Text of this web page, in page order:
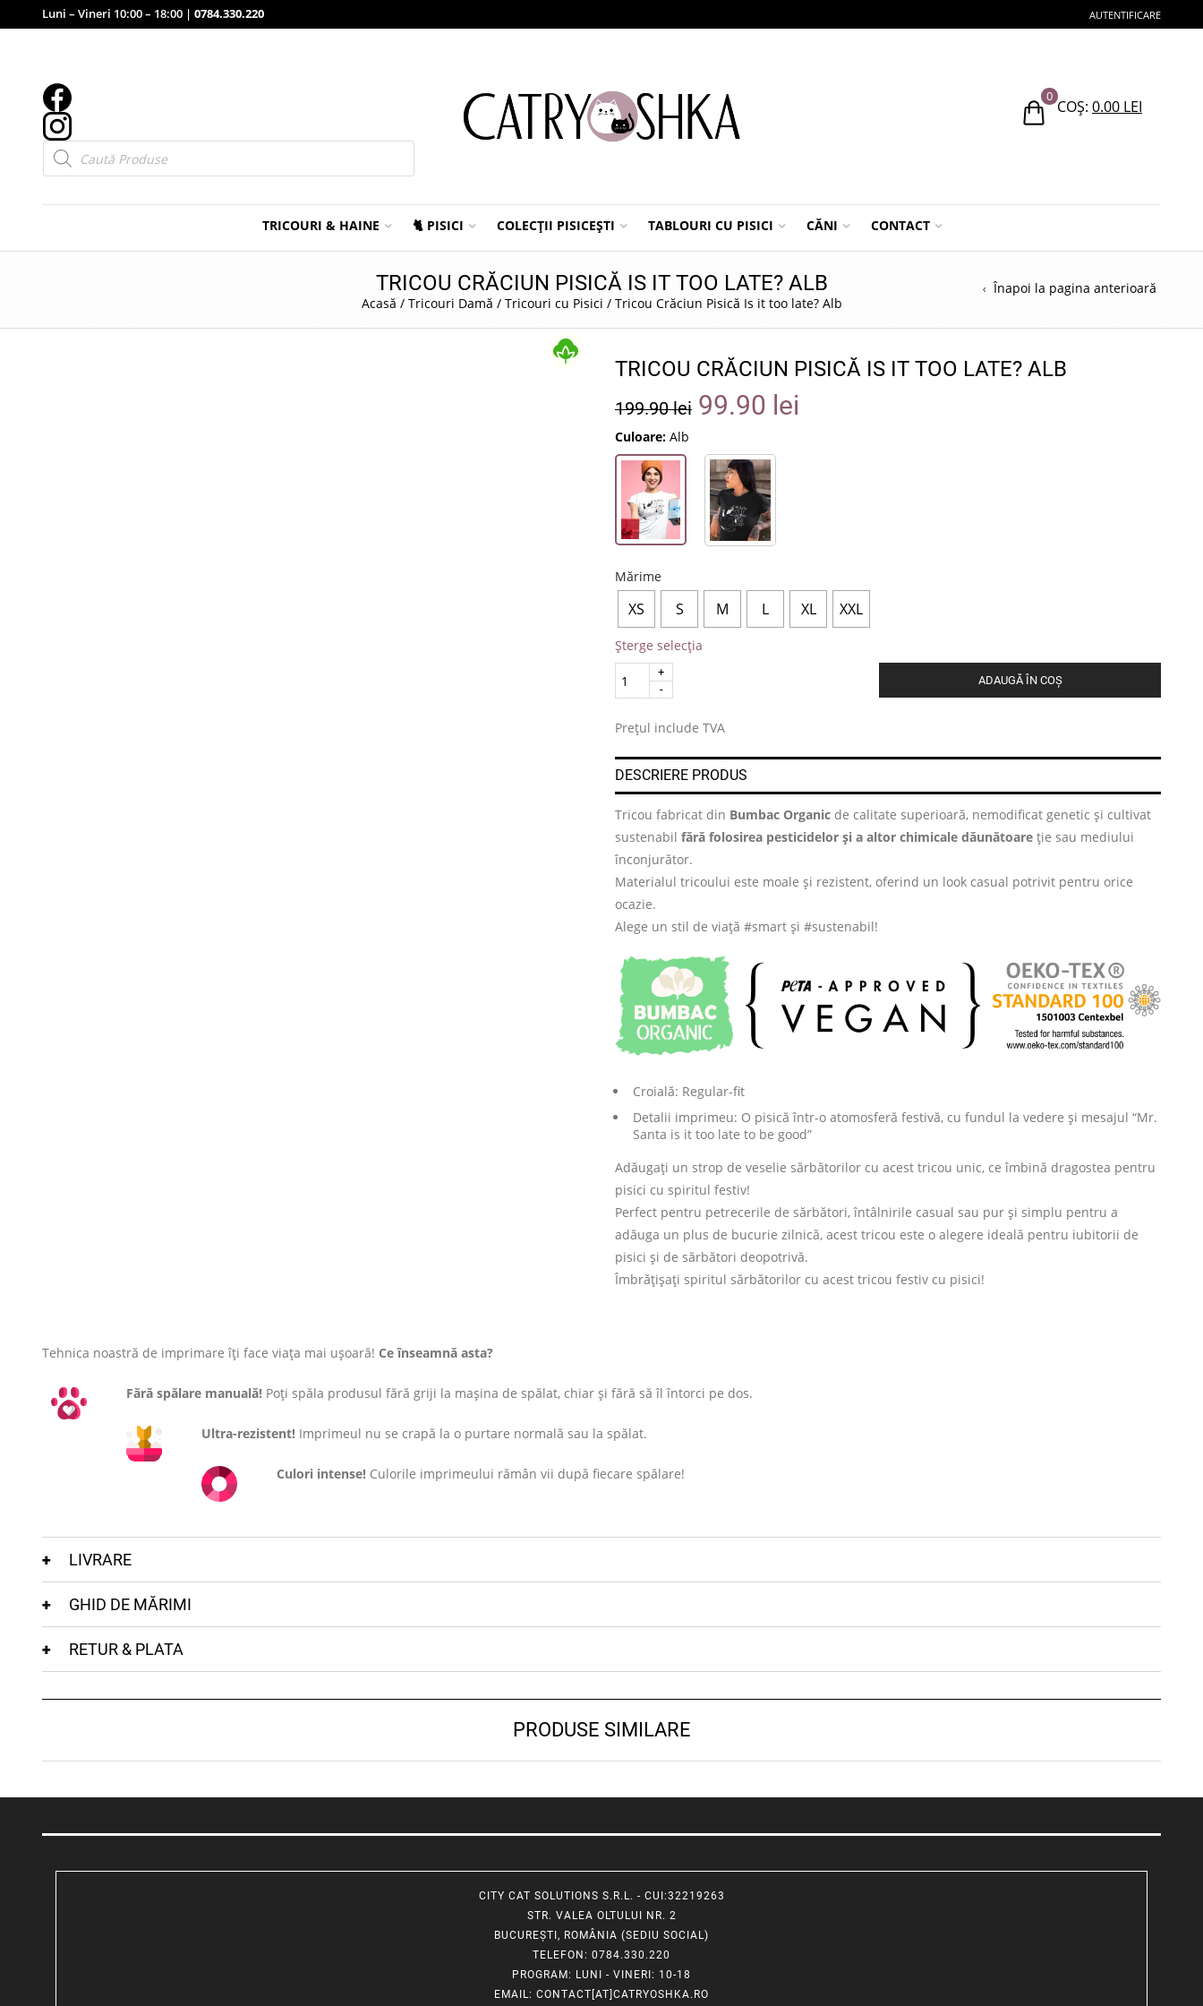
Luni – Vineri 10:00 – 18:00 | 0784.330.220 AUTENTIFICARE
Products
search
0
COȘ: 0.00 LEI
TRICOURI & HAINE 🐈 PISICI COLECȚII PISICEȘTI TABLOURI CU PISICI CĂNI CONTACT
TRICOU CRĂCIUN PISICĂ IS IT TOO LATE? ALB
Acasă / Tricouri Damă / Tricouri cu Pisici / Tricou Crăciun Pisică Is it too late? Alb
Înapoi la pagina anterioară
TRICOU CRĂCIUN PISICĂ IS IT TOO LATE? ALB
199.90lei 99.90 lei
Culoare: Alb
Mărime
XS S M L XL XXL
Șterge selecția
Quantity
ADAUGĂ ÎN COȘ
Prețul include TVA
DESCRIERE PRODUS
Tricou fabricat din Bumbac Organic de calitate superioară, nemodificat genetic și cultivat
sustenabil fără folosirea pesticidelor și a altor chimicale dăunătoare ție sau mediului
înconjurător.
Materialul tricoului este moale și rezistent, oferind un look casual potrivit pentru orice
ocazie.
Alege un stil de viață #smart și #sustenabil!
Croială: Regular-fit
Detalii imprimeu: O pisică într-o atomosferă festivă, cu fundul la vedere și mesajul “Mr.
Santa is it too late to be good”
Adăugați un strop de veselie sărbătorilor cu acest tricou unic, ce îmbină dragostea pentru
pisici cu spiritul festiv!
Perfect pentru petrecerile de sărbători, întâlnirile casual sau pur și simplu pentru a
adăuga un plus de bucurie zilnică, acest tricou este o alegere ideală pentru iubitorii de
pisici și de sărbători deopotrivă.
Îmbrățișați spiritul sărbătorilor cu acest tricou festiv cu pisici!
Tehnica noastră de imprimare îți face viața mai ușoară! Ce înseamnă asta?
Fără spălare manuală! Poți spăla produsul fără griji la mașina de spălat, chiar și fără să îl întorci pe dos.
Ultra-rezistent! Imprimeul nu se crapă la o purtare normală sau la spălat.
Culori intense! Culorile imprimeului rămân vii după fiecare spălare!
LIVRARE
GHID DE MĂRIMI
RETUR & PLATA
PRODUSE SIMILARE
CITY CAT SOLUTIONS S.R.L. - CUI:32219263
STR. VALEA OLTULUI NR. 2
BUCUREȘTI, ROMÂNIA (SEDIU SOCIAL)
TELEFON: 0784.330.220
PROGRAM: LUNI - VINERI: 10-18
EMAIL: CONTACT[AT]CATRYOSHKA.RO